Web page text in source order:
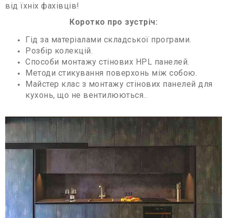
від їхніх фахівців!
Коротко про зустріч:
Гід за матеріалами складської програми.
Розбір колекцій.
Способи монтажу стінових HPL панелей.
Методи стикування поверхонь між собою.
Майстер клас з монтажу стінових панелей для
кухонь, що не вентилюються..